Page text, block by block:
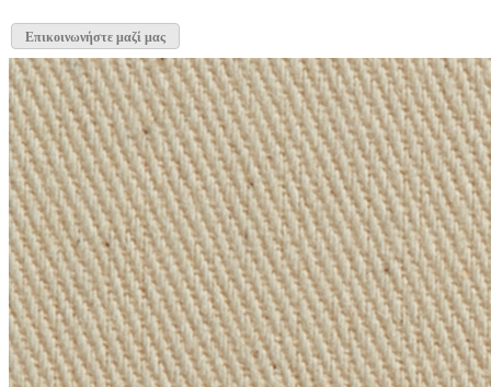
Επικοινωνήστε μαζί μας